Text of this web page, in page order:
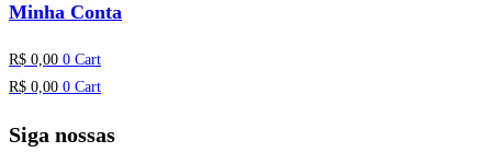
Minha Conta
R$ 0,00 0 Cart
R$ 0,00 0 Cart
Siga nossas